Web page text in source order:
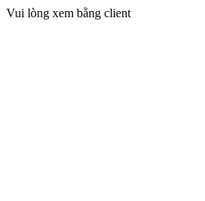
Vui lòng xem bằng client